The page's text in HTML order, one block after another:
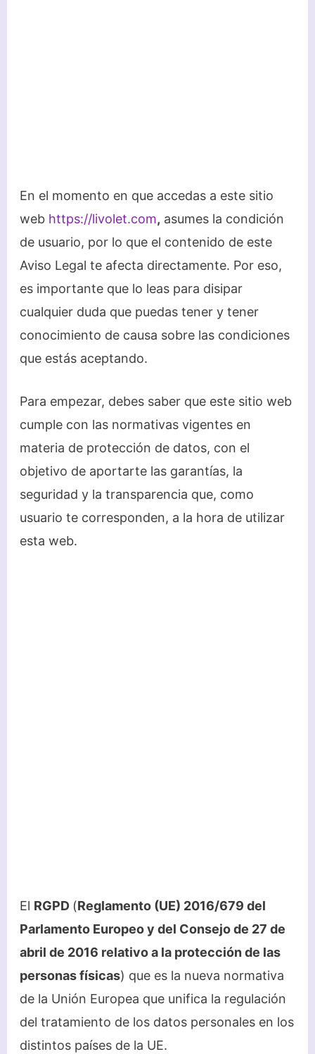
En el momento en que accedas a este sitio
web https://livolet.com, asumes la condición
de usuario, por lo que el contenido de este
Aviso Legal te afecta directamente. Por eso,
es importante que lo leas para disipar
cualquier duda que puedas tener y tener
conocimiento de causa sobre las condiciones
que estás aceptando.
Para empezar, debes saber que este sitio web
cumple con las normativas vigentes en
materia de protección de datos, con el
objetivo de aportarte las garantías, la
seguridad y la transparencia que, como
usuario te corresponden, a la hora de utilizar
esta web.
El RGPD (Reglamento (UE) 2016/679 del
Parlamento Europeo y del Consejo de 27 de
abril de 2016 relativo a la protección de las
personas físicas) que es la nueva normativa
de la Unión Europea que unifica la regulación
del tratamiento de los datos personales en los
distintos países de la UE.